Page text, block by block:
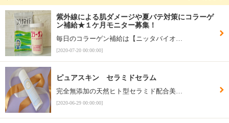
紫外線による肌ダメージや夏バテ対策にコラーゲ
ン補給★１ケ月モニター募集！
毎日のコラーゲン補給は【ニッタバイオ…
[2020-07-20 00:00:00]
ピュアスキン セラミドセラム
完全無添加の天然ヒト型セラミド配合美…
[2020-06-29 00:00:00]